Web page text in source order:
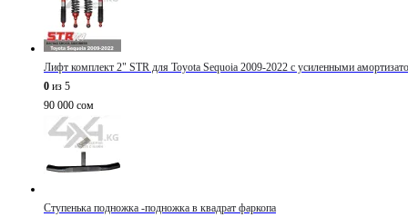
Лифт комплект 2" STR для Toyota Sequoia 2009-2022 с усиленными
0 из 5
90 000 сом
Ступенька подножка -подножка в квадрат фаркопа